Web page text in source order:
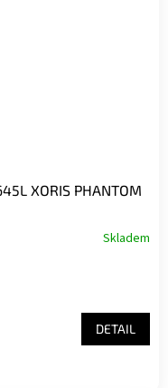
XORIS PHANTOM
Skladem
DETAIL